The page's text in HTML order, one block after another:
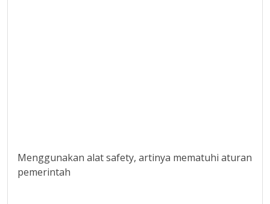
Menggunakan alat safety, artinya mematuhi aturan
pemerintah